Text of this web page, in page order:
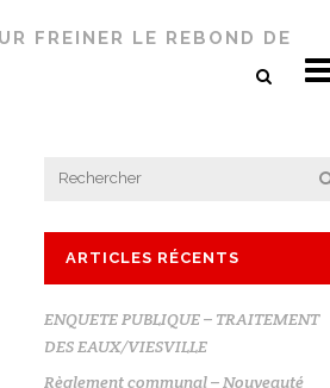
FREINER LE REBOND DE
ARTICLES RÉCENTS
ENQUETE PUBLIQUE – TRAITEMENT
DES EAUX/VIESVILLE
Règlement communal – Nouveauté